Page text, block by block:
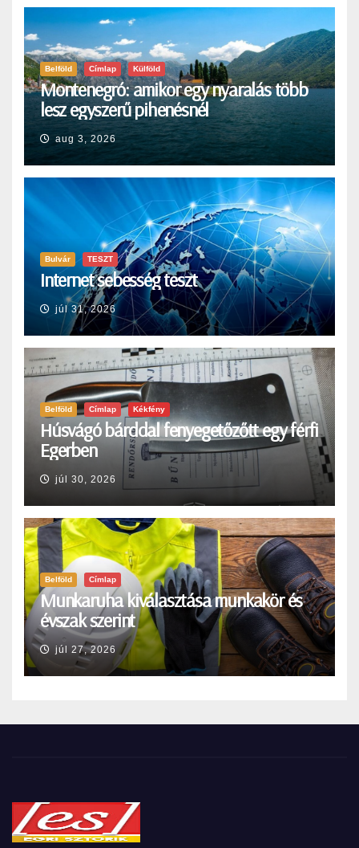
Belföld Címlap Külföld
Montenegró: amikor egy nyaralás több
lesz egyszerű pihenésnél
aug 3, 2026
Bulvár TESZT
Internet sebesség teszt
júl 31, 2026
Belföld Címlap Kékfény
Húsvágó bárddal fenyegetőzőtt egy férfi
Egerben
júl 30, 2026
Belföld Címlap
Munkaruha kiválasztása munkakör és
évszak szerint
júl 27, 2026